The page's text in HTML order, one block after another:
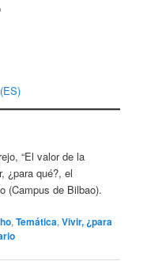
“El valor de la
¿para qué?, el
(Campus de Bilbao).
,Temática,Vivir, ¿para